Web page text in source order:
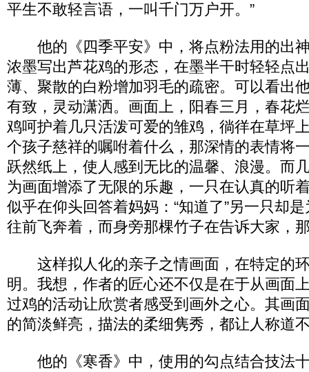
平生不敢轻言语，一叫千门万户开。”
他的《四季平安》中，将点粉法用的出
浓墨写出芦花鸡的形态，在墨半干时轻轻点
薄、聚散的白粉增加羽毛的疏密。可以看出
有致，灵动潇洒。画面上，阳春三月，春花
鸡呵护着几只活泼可爱的雏鸡，徜徉在草坪
个孩子慈祥的嘱咐着什么，那深情的表情将
跃然纸上，使人感到无比的温馨、浪漫。而
为画面增添了无限的乐趣，一只在认真的听
似乎在仰头回答着妈妈：“知道了”另一只却
往前飞奔着，而身旁那棵竹子在告诉大家
这样拟人化的亲子之情画面，在特定的
明。我想，作者的匠心还不仅是在于从画面
过鸡的活动让欣赏者感受到画外之心。其画
的简淡鲜亮，描法的柔细隽秀，都让人称道
他的《寒香》中，使用的勾点结合技法